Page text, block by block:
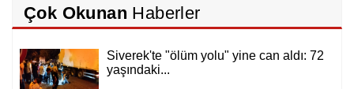
Çok Okunan Haberler
Siverek'te "ölüm yolu" yine can aldı: 72
yaşındaki...